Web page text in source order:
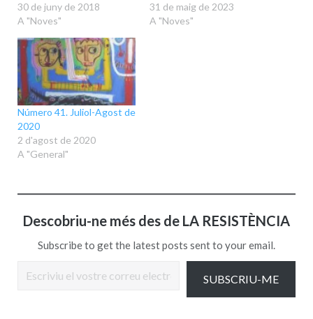
30 de juny de 2018
A "Noves"
31 de maig de 2023
A "Noves"
Número 41. Juliol-Agost de
2020
2 d'agost de 2020
A "General"
Descobriu-ne més des de LA RESISTÈNCIA
Subscribe to get the latest posts sent to your email.
SUBSCRIU-ME